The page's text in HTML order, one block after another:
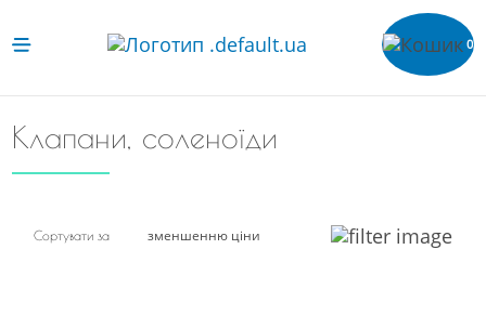
0
Клапани, соленоїди
Сортувати за зменшенню ціни